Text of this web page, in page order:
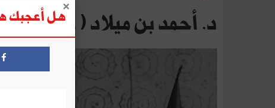
د. أحمد بن ميلاد ( 1902 – 1994) عندما يمتزج الطبّ بالنّضال الوطنيّ والاجتماعي هل أعجبك